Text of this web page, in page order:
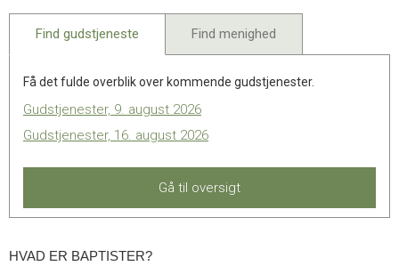
2024
Find gudstjeneste Find menighed
Få det fulde overblik over kommende gudstjenester.
Gudstjenester, 9. august 2026
Gudstjenester, 16. august 2026
Gå til oversigt
Hvad
HVAD ER BAPTISTER?